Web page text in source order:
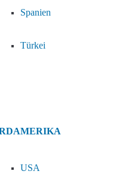
Spanien
Türkei
USA